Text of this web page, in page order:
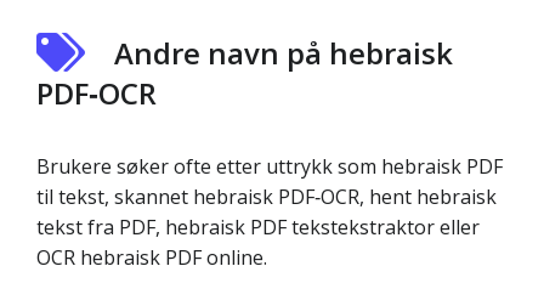
Andre navn på hebraisk
PDF‑OCR
Brukere søker ofte etter uttrykk som hebraisk PDF
til tekst, skannet hebraisk PDF‑OCR, hent hebraisk
tekst fra PDF, hebraisk PDF tekstekstraktor eller
OCR hebraisk PDF online.